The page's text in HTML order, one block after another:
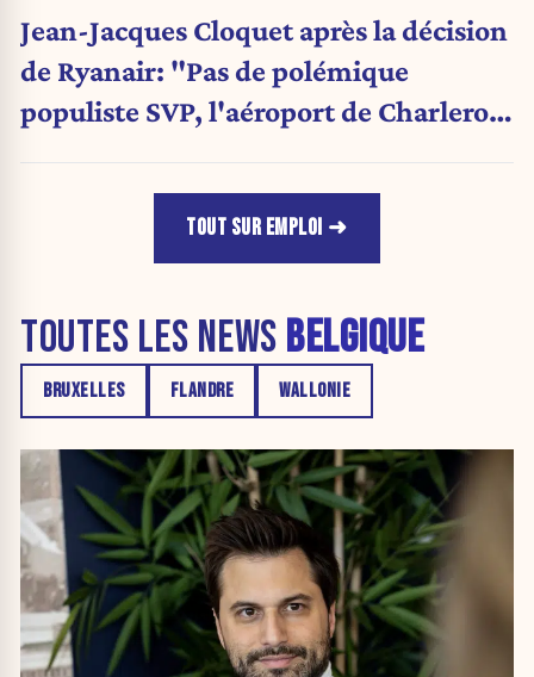
Jean-Jacques Cloquet après la décision
de Ryanair: "Pas de polémique
populiste SVP, l'aéroport de Charleroi
TOUT SUR EMPLOI
TOUTES LES NEWS BELGIQUE
BRUXELLES FLANDRE WALLONIE